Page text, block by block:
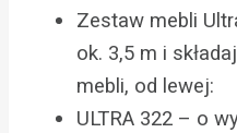
Zestaw mebli
ok. 3,5 m i
mebli, od lewej:
ULTRA 322 – o